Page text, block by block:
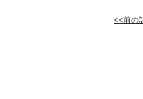
<<前の